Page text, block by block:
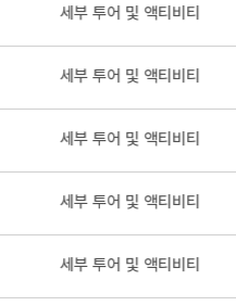
세부 투어 및 액티비티
세부 투어 및 액티비티
세부 투어 및 액티비티
세부 투어 및 액티비티
세부 투어 및 액티비티